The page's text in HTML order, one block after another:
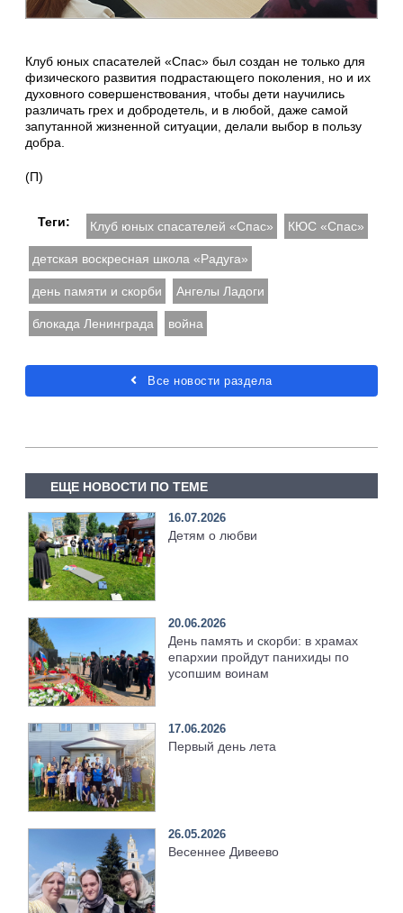
Клуб юных спасателей «Спас» был создан не только для
физического развития подрастающего поколения, но и их
духовного совершенствования, чтобы дети научились
различать грех и добродетель, и в любой, даже самой
запутанной жизненной ситуации, делали выбор в пользу
добра.
(П)
Теги: Клуб юных спасателей «Спас» КЮС «Спас»
детская воскресная школа «Радуга»
день памяти и скорби Ангелы Ладоги
блокада Ленинграда война
Все новости раздела
ЕЩЕ НОВОСТИ ПО ТЕМЕ
16.07.2026
Детям о любви
20.06.2026
День память и скорби: в храмах
епархии пройдут панихиды по
усопшим воинам
17.06.2026
Первый день лета
26.05.2026
Весеннее Дивеево